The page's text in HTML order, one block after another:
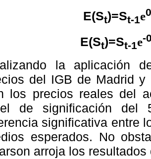
E(St)=St-1e
E(St)=St-1e-
la aplicación
del IGB de Madrid
los precios reales del
de significación del
significativa entre
esperados. No
arroja los